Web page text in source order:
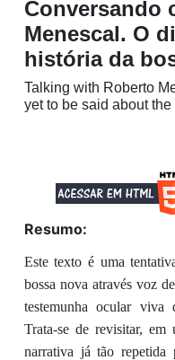
Conversando
Menescal. O
história da
Talking with Roberto
yet to be said about
Resumo:
Este texto é uma
bossa nova através voz
testemunha ocular viva
Trata-se de revisitar, em
narrativa já tão repetida